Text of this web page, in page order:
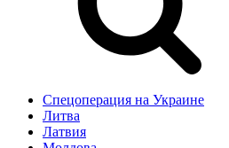
Спецоперация на Украине
Литва
Латвия